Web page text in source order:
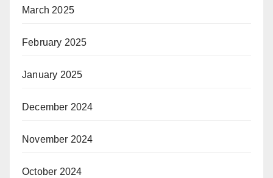
March 2025
February 2025
January 2025
December 2024
November 2024
October 2024